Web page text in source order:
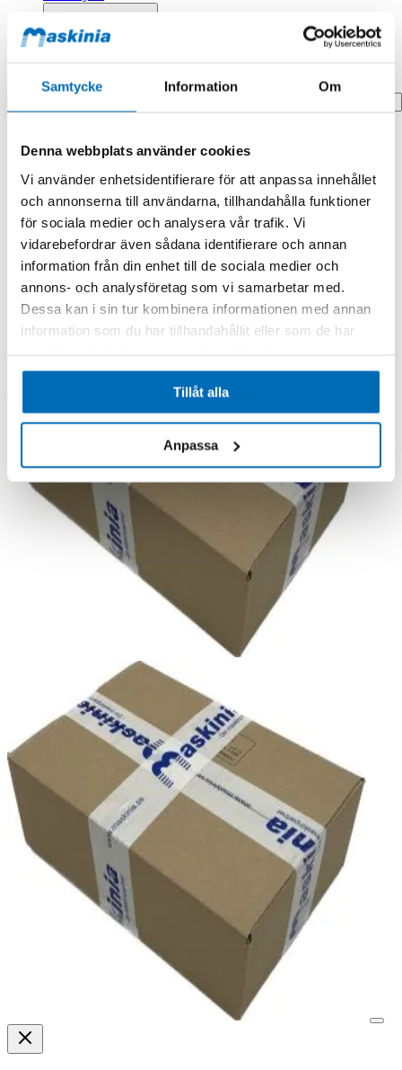
Samtycke Information Om
Denna webbplats använder cookies
Vi använder enhetsidentifierare för att anpassa innehållet
och annonserna till användarna, tillhandahålla funktioner
för sociala medier och analysera vår trafik. Vi
vidarebefordrar även sådana identifierare och annan
information från din enhet till de sociala medier och
annons- och analysföretag som vi samarbetar med.
Dessa kan i sin tur kombinera informationen med annan
information som du har tillhandahållit eller som de har
Tillåt alla
Anpassa
Search
Hem
Produkten finns i följande kategorier:
Case
Decal